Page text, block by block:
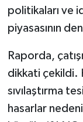
politikaları ve
piyasasının
Raporda,
dikkati çekildi.
sıvılaştırma
hasarlar